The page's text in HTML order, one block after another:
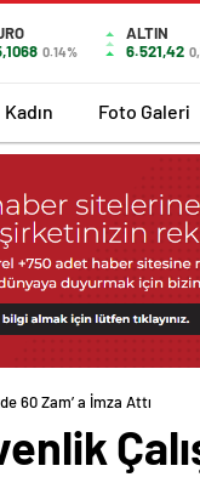
0.14%
ALTIN
6.521,42
Kadın Foto Galeri
60 Zam’ a İmza Attı